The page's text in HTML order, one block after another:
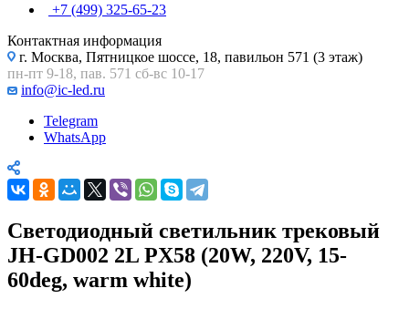
+7 (499) 325-65-23
Контактная информация
г. Москва, Пятницкое шоссе, 18, павильон 571 (3 этаж)
пн-пт 9-18, пав. 571 сб-вс 10-17
info@ic-led.ru
Telegram
WhatsApp
Светодиодный светильник трековый
JH-GD002 2L PX58 (20W, 220V, 15-
60deg, warm white)